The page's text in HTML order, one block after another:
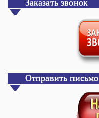
Отправить письмо